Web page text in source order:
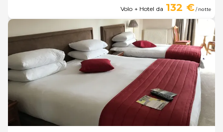
Volo + Hotel da 132 €/ notte